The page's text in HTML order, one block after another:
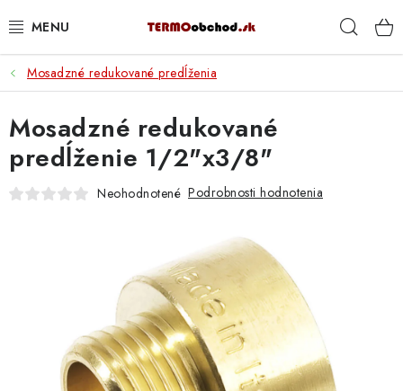
na
VYKUROVANIE
ROZVOD VODY A KÚRENIA
ODPAD A KANALIZÁCIA
PREČO SA OPLATÍ KUPOVAŤ RADIÁTORY KORADO
CEZ TERMOOBCHOD.SK
Hodnotenie obchodu Blog Kontakty
Napíšte nám
Mosadzné redukované predĺženia
Mosadzné redukované
predĺženie 1/2"x3/8"
Neohodnotené Podrobnosti hodnotenia